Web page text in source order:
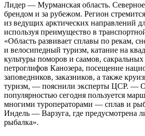
Лидер — Мурманская область. Северное
брендом и за рубежом. Регион
из ведущих арктических направлений
используя преимущество в
«Область развивает сплавы по рекам,
и велосипедный туризм, катание на
культуры поморов и саамов, сакральных
петроглифов Канозера, посещение
заповедников, заказников, а также
туризм, — пояснили эксперты ЦСР. —
популярностью сегодня пользуется
многими туроператорами — сплав и
Индель — Варзуга, где предусмотрена
рыбалка».